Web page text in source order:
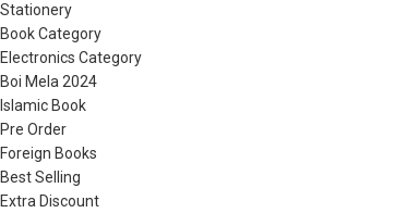
Stationery
Book Category
Electronics Category
Boi Mela 2024
Islamic Book
Pre Order
Foreign Books
Best Selling
Extra Discount